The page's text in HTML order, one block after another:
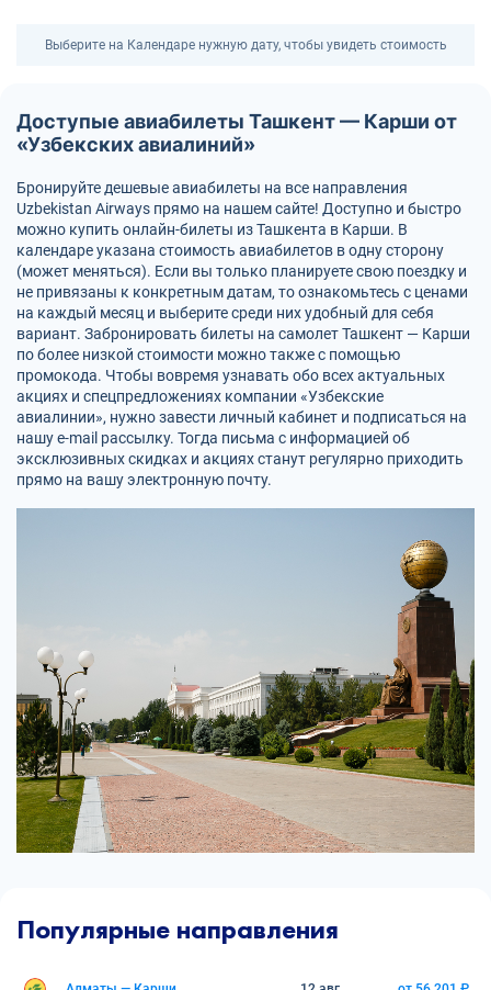
Выберите на Календаре нужную дату, чтобы увидеть стоимость
Доступые авиабилеты Ташкент — Карши от
«Узбекских авиалиний»
Бронируйте дешевые авиабилеты на все направления
Uzbekistan Airways прямо на нашем сайте! Доступно и быстро
можно купить онлайн-билеты из Ташкента в Карши. В
календаре указана стоимость авиабилетов в одну сторону
(может меняться). Если вы только планируете свою поездку и
не привязаны к конкретным датам, то ознакомьтесь с ценами
на каждый месяц и выберите среди них удобный для себя
вариант. Забронировать билеты на самолет Ташкент — Карши
по более низкой стоимости можно также с помощью
промокода. Чтобы вовремя узнавать обо всех актуальных
акциях и спецпредложениях компании «Узбекские
авиалинии», нужно завести личный кабинет и подписаться на
нашу e-mail рассылку. Тогда письма с информацией об
эксклюзивных скидках и акциях станут регулярно приходить
прямо на вашу электронную почту.
Популярные направления